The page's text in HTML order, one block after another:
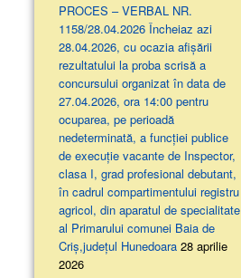
PROCES – VERBAL NR.
1158/28.04.2026 Încheiaz azi
28.04.2026, cu ocazia afişării
rezultatului la proba scrisă a
concursului organizat în data de
27.04.2026, ora 14:00 pentru
ocuparea, pe perioadă
nedeterminată, a funcției publice
de execuție vacante de Inspector,
clasa I, grad profesional debutant,
în cadrul compartimentului registru
agricol, din aparatul de specialitate
al Primarului comunei Baia de
Criș,județul Hunedoara 28 aprilie
2026